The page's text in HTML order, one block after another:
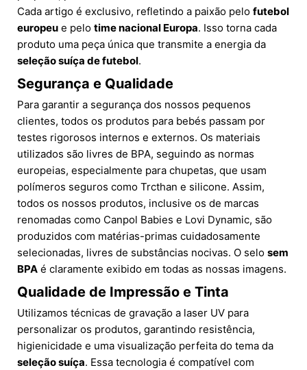
Cada artigo é exclusivo, refletindo a paixão pelo futebol
europeu e pelo time nacional Europa. Isso torna cada
produto uma peça única que transmite a energia da
seleção suíça de futebol.
Segurança e Qualidade
Para garantir a segurança dos nossos pequenos
clientes, todos os produtos para bebés passam por
testes rigorosos internos e externos. Os materiais
utilizados são livres de BPA, seguindo as normas
europeias, especialmente para chupetas, que usam
polímeros seguros como Trсthan e silicone. Assim,
todos os nossos produtos, inclusive os de marcas
renomadas como Canpol Babies e Lovi Dynamic, são
produzidos com matérias-primas cuidadosamente
selecionadas, livres de substâncias nocivas. O selo sem
BPA é claramente exibido em todas as nossas imagens.
Qualidade de Impressão e Tinta
Utilizamos técnicas de gravação a laser UV para
personalizar os produtos, garantindo resistência,
higienicidade e uma visualização perfeita do tema da
seleção suíça. Essa tecnologia é compatível com